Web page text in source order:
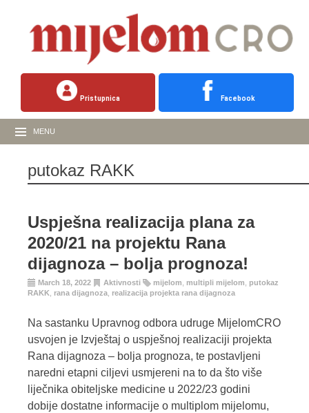
Pristupnica Facebook
MENU
putokaz RAKK
Uspješna realizacija plana za
2020/21 na projektu Rana
dijagnoza – bolja prognoza!
March 18, 2022 Aktivnosti mijelom multipli mijelom
putokaz
RAKK
rana dijagnoza realizacija projekta rana dijagnoza
Na sastanku Upravnog odbora udruge MijelomCRO
usvojen je Izvještaj o uspješnoj realizaciji projekta
Rana dijagnoza – bolja prognoza, te postavljeni
naredni etapni ciljevi usmjereni na to da što više
liječnika obiteljske medicine u 2022/23 godini
dobije dostatne informacije o multiplom mijelomu,